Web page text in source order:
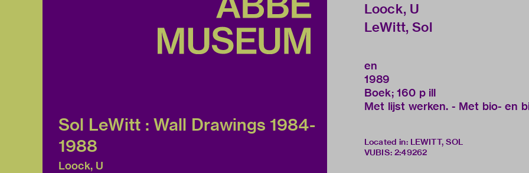
Sol LeWitt : Wall Drawings 1984-
1988
Loock, U
Loock, U
LeWitt, Sol
en
1989
Boek; 160 p ill
Met lijst werken. - Met bio- en
Located in: LEWITT, SOL
VUBIS: 2:49262